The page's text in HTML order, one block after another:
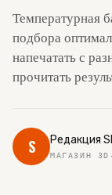
Температурная
подбора
напечатать с
прочитать
S Редакция
МАГАЗИН